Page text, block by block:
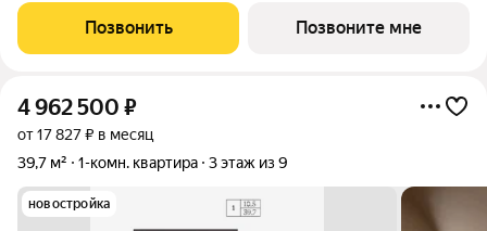
Позвонить Позвоните мне
4 962 500 ₽
от 17 827 ₽ в месяц
39,7 м²
1-комн. квартира 3 этаж из 9
новостройка